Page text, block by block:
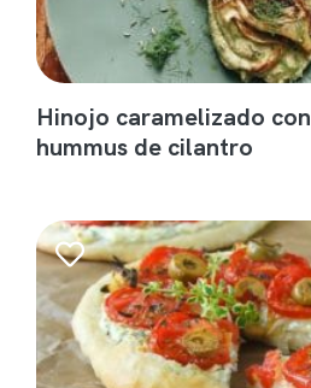
Hinojo caramelizado con
hummus de cilantro